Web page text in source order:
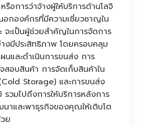
รือการว่าจ้างผู้ให้บริการด้านโลจิ
กองค์กรที่มีความเชี่ยวชาญใน
จะเป็นผู้ช่วยสำคัญในการจัดการ
งมีประสิทธิภาพ โดยครอบคลุม
นและดำเนินการขนส่ง การ
สอบสินค้า การจัดเก็บสินค้าใน
Storage) และการขนส่ง
วมไปถึงการให้บริการหลังการ
าและพาธุรกิจของคุณให้เติบโต
ย